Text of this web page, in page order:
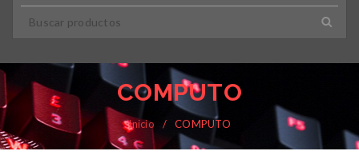
COMPUTO
Inicio / COMPUTO